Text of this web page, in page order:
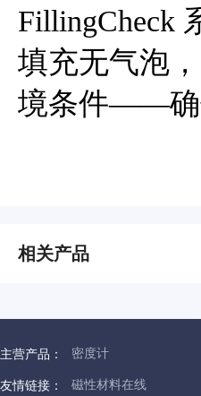
FillingCheck
填充无气泡
境条件——确
相关产品
主营产品： 密度计
友情链接： 磁性材料在线